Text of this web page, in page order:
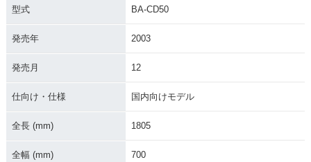
1987年 BENLY CD
ジ
1983年 BENLY CD
型式 BA-CD50
発売年 2003
発売月 12
仕向け・仕様 国内向けモデル
全長 (mm) 1805
全幅 (mm) 700